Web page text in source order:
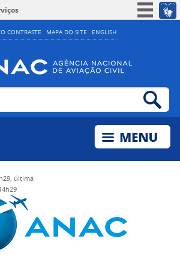
CONTRASTE MAPA DO SITE ENGLISH
Simplifique!
Acesso à informação
Legislação
última